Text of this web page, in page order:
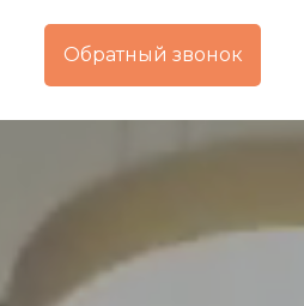
Обратный звонок